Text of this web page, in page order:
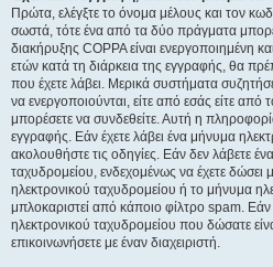
Πρώτα, ελέγξτε το όνομα μέλους και τον
σωστά, τότε ένα από τα δύο πράγματα
διακήρυξης COPPA είναι ενεργοποιημένη
ετών κατά τη διάρκεια της εγγραφής, θα
που έχετε λάβει. Μερικά συστήματα
να ενεργοποιούνται, είτε από εσάς είτε από
μπορέσετε να συνδεθείτε. Αυτή η
εγγραφής. Εάν έχετε λάβει ένα μήνυμα
ακολουθήστε τις οδηγίες. Εάν δεν λάβετε
ταχυδρομείου, ενδεχομένως να έχετε δώσει
ηλεκτρονικού ταχυδρομείου ή το μήνυμα
μπλοκαριστεί από κάποιο φίλτρο spam. Εάν
ηλεκτρονικού ταχυδρομείου που δώσατε
επικοινωνήσετε με έναν διαχειριστή.